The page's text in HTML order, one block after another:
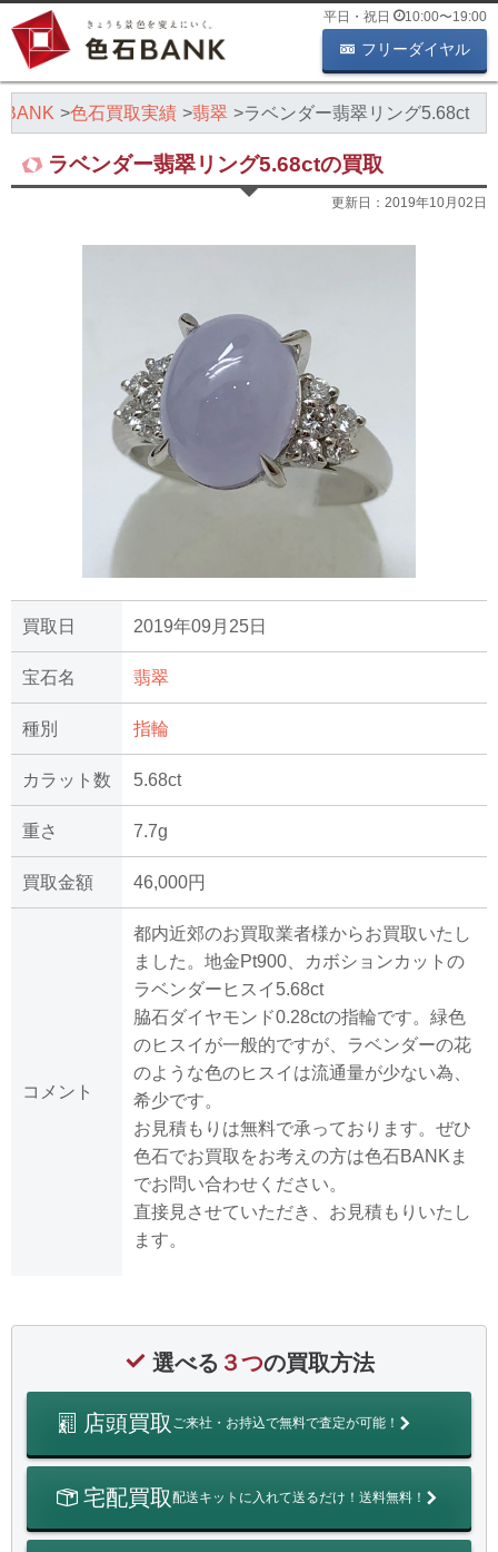
平日・祝日 10:00〜19:00
フリーダイヤル
BANK 色石買取実績 翡翠 ラベンダー翡翠リング5.68ct
ラベンダー翡翠リング5.68ctの買取
更新日： 2019年10月02日
買取日 2019年09月25日
宝石名 翡翠
種別 指輪
カラット数 5.68ct
重さ 7.7g
買取金額 46,000円
コメント
都内近郊のお買取業者様からお買取いたし
ました。地金Pt900、カボションカットの
ラベンダーヒスイ5.68ct
脇石ダイヤモンド0.28ctの指輪です。緑色
のヒスイが一般的ですが、ラベンダーの花
のような色のヒスイは流通量が少ない為、
希少です。
お見積もりは無料で承っております。ぜひ
色石でお買取をお考えの方は色石BANKま
でお問い合わせください。
直接見させていただき、お見積もりいたし
ます。
選べる ３つの買取方法
店頭買取 ご来社・お持込で無料で査定が可能！
宅配買取配送キットに入れて送るだけ！送料無料！